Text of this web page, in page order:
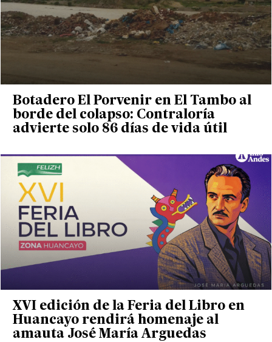
Botadero El Porvenir en El Tambo al
borde del colapso: Contraloría
advierte solo 86 días de vida útil
XVI edición de la Feria del Libro en
Huancayo rendirá homenaje al
amauta José María Arguedas